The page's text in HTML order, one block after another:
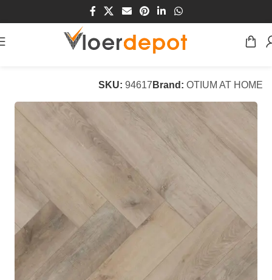
/Vloeren/PVC Vloeren
SKU: 94617 Brand: OTIUM AT HOME